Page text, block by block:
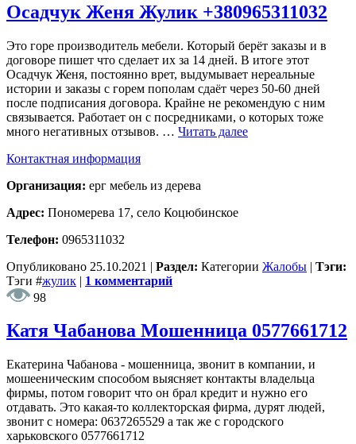
Осадчук Женя Жулик +380965311032
Это горе производитель мебели. Который берёт заказы и в
договоре пишет что сделает их за 14 дней. В итоге этот
Осадчук Женя, постоянно врет, выдумывает нереальные
истории и заказы с горем пополам сдаёт через 50-60 дней
после подписания договора. Крайне не рекомендую с ним
связывается. Работает он с посредниками, о которых тоже
много негативных отзывов. … Читать далее
Контактная информация
Организация: ерг мебель из дерева
Адрес: Пономерева 17, село Коцюбинское
Телефон: 0965311032
Опубликовано 25.10.2021 | Раздел: Категории Жалобы | Тэги:
Тэги #жулик | 1 комментарий
98
Катя Чабанова Мошенница 0577661712
Екатерина Чабанова - мошенница, звонит в компании, и
мошееническим способом выясняет контакты владельца
фирмы, потом говорит что он брал кредит и нужно его
отдавать. Это какая-то коллекторская фирма, дурят людей,
звонит с номера: 0637265529 а так же с городского
харьковского 0577661712